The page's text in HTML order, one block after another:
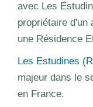
avec Les
propriétaire d'un
une Résidence
Les Estudines
majeur dans le
en France.